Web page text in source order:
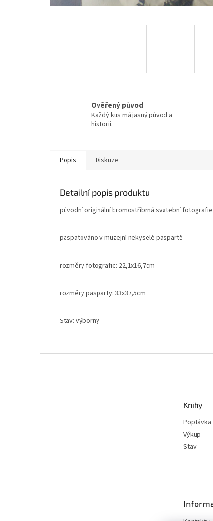
Ověřený původ
Každý kus má jasný původ a
historii.
Popis Diskuze
Detailní popis produktu
původní originální bromostříbrná svatební
paspatováno v muzejní nekyselé paspartě
rozměry fotografie: 22,1x16,7cm
rozměry pasparty: 33x37,5cm
Stav: výborný
Knihy
Poptávka
Výkup
Stav